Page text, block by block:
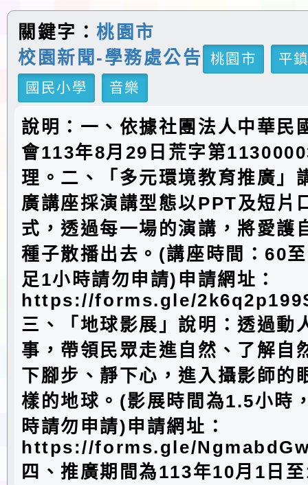
關鍵字：桃園市
校園新聞-學務處公告
桃園市
平
國民小學
音樂
說明：一、依據社團法人中華民
會113年8月29日荒字第
理。二、「多元環境教育推廣」
廣講座採演講型態以PPT及短片
式，透過每一場的演講，將愛護
種子散播出去。(講座時間：60
足1小時請勿申請)申請網址：
https://forms.gle/
三、「地球影展」說明：透過動
事，帶領民眾走進自然、了解自
下腳步、靜下心，進入攝影師的
樣的地球。(影展時間為1.5小時
時請勿申請)申請網址：
https://forms.gle/
四、推廣期間為113年10月1日